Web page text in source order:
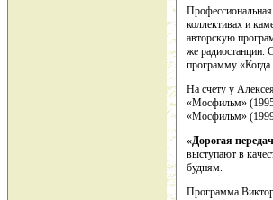
коллективах и
авторскую
же радиостанции.
программу «Когда
На счету у
«Мосфильм»
«Мосфильм»
«Дорогая
выступают в
будням.
Программа